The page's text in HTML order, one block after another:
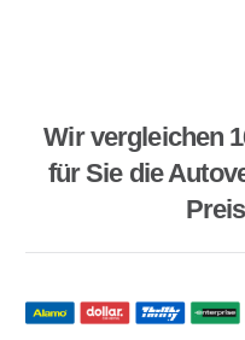
Wir vergleichen
für Sie die